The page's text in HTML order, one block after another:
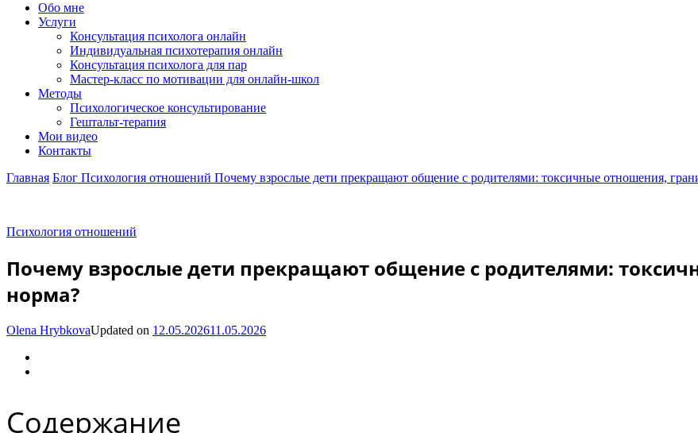
Обо мне
Услуги
Консультация психолога онлайн
Индивидуальная психотерапия онлайн
Консультация психолога для пар
Мастер-класс по мотивации для онлайн-школ
Методы
Психологическое консультирование
Гештальт-терапия
Мои видео
Контакты
Главная Блог Психология отношений Почему взрослые дети прекращают общение с родителями: токсичные отношения,
Психология отношений
Почему взрослые дети прекращают общение с родителями:
норма?
Olena HrybkovaUpdated on 12.05.202611.05.2026
Содержание